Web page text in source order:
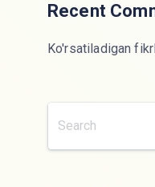
Recent
Ko'rsatiladigan